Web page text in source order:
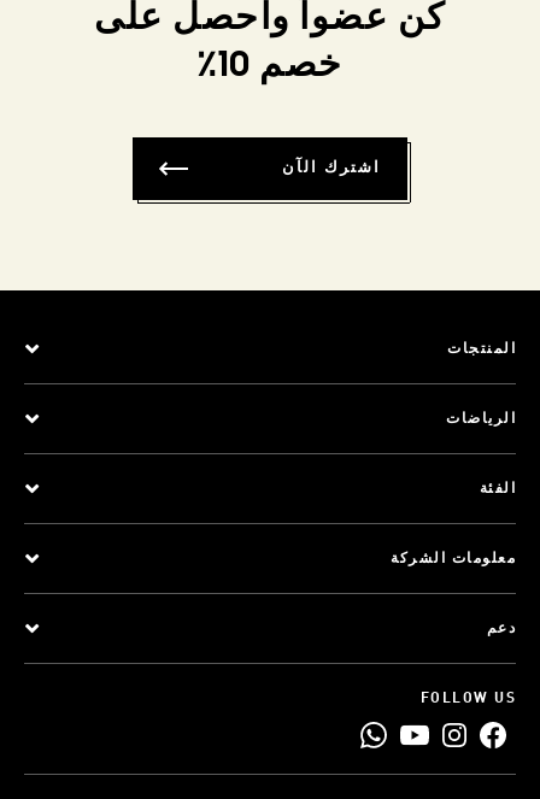
كن عضواً واحصل على
خصم 10٪
اشترك الآن
المنتجات
الرياضات
الفئة
معلومات الشركة
دعم
FOLLOW US